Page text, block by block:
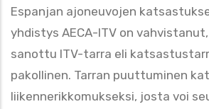
Espanjan ajoneuvojen
yhdistys AECA-ITV on
sanottu ITV-tarra eli
pakollinen. Tarran puuttuminen
liikennerikkomukseksi, josta voi